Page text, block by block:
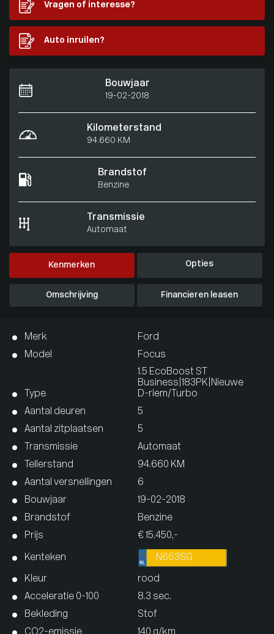
Vragen of interesse?
Auto inruilen?
Bouwjaar
19-02-2018
Kilometerstand
94.660 KM
Brandstof
Benzine
Transmissie
Automaat
Kenmerken Opties
Omschrijving Financieren leasen
Merk
Ford
Model
Focus
Type
1.5 EcoBoost ST
Business|183PK|Nieuwe
D-riem/Turbo
Aantal deuren
5
Aantal zitplaatsen
5
Transmissie
Automaat
Tellerstand
94.660 KM
Aantal versnellingen
6
Bouwjaar
19-02-2018
Brandstof
Benzine
Prijs
€ 15.450,-
Kenteken N663SG
Kleur
rood
Acceleratie 0-100
8.3 sec.
Bekleding
Stof